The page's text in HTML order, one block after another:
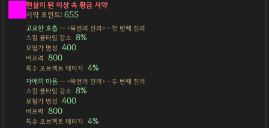
현실이 된 이상 속 황금 서약
서약 포인트:655
고요한 호흡— <묵언의 진의> - 첫 번째 진의
스킬 쿨타임 감소
8%
모험가 명성 400
버프력 800
특수 오브젝트 데미지 4%
자애의 마음— <묵언의 진의> - 두 번째 진의
스킬 쿨타임 감소
8%
모험가 명성 400
버프력 800
특수 오브젝트 데미지 4%